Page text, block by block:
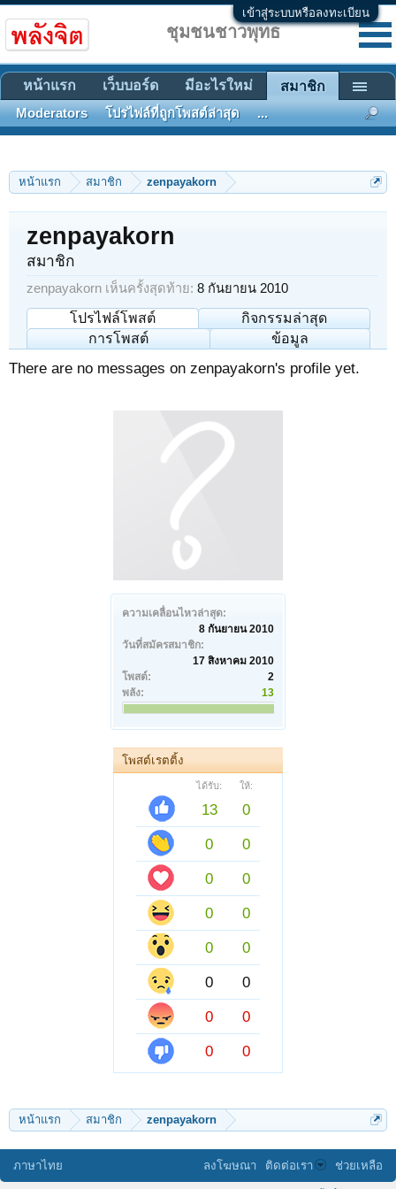
เข้าสู่ระบบหรือลงทะเบียน
หน้าแรก สมาชิก zenpayakorn
ความเคลื่อนไหวล่าสุด:
8 กันยายน 2010
วันที่สมัครสมาชิก:
17 สิงหาคม 2010
โพสต์:
2
พลัง:
13
โพสต์เรตติ้ง
ได้รับ: ให้:
13
0
0
0
0
0
0
0
0
0
0
0
0
0
0
0
zenpayakorn
สมาชิก
zenpayakorn เห็นครั้งสุดท้าย: 8 กันยายน 2010
โปรไฟล์โพสต์
กิจกรรมล่าสุด
การโพสต์
ข้อมูล
There are no messages on zenpayakorn's profile yet.
หน้าแรก สมาชิก zenpayakorn
ชุมชนชาวพุทธ
หน้าแรก เว็บบอร์ด มีอะไรใหม่ สมาชิก
Moderators โปรไฟล์ที่ถูกโพสต์ล่าสุด ...
ภาษาไทย ลงโฆษณา ติดต่อเรา ช่วยเหลือ